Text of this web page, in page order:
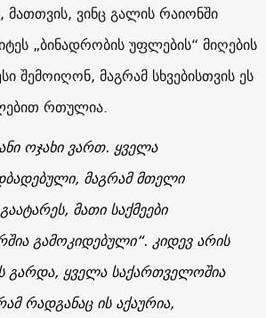
მათთვის, ვინც გალის რაიონში
„ბინადრობის უფლების“ მიღების
შემოიღონ, მაგრამ სხვებისთვის ეს
რთულია.
ოჯახივართ. ყველა
, მაგრამ მთელი
გაატარეს, მათი საქმეები
გამოკიდებული“. კიდევ არის
გარდა, ყველა საქართველოშია
რადგანაც ის აქაურია,